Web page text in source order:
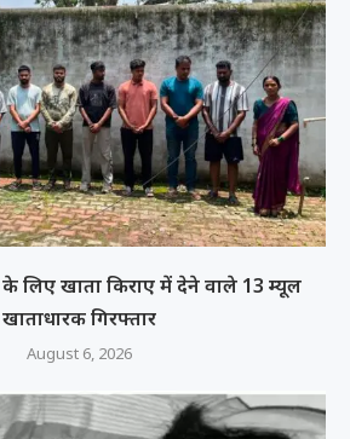
लिए खाता किराए में देने वाले 13 म्यूल
खाताधारक गिरफ्तार
August 6, 2026